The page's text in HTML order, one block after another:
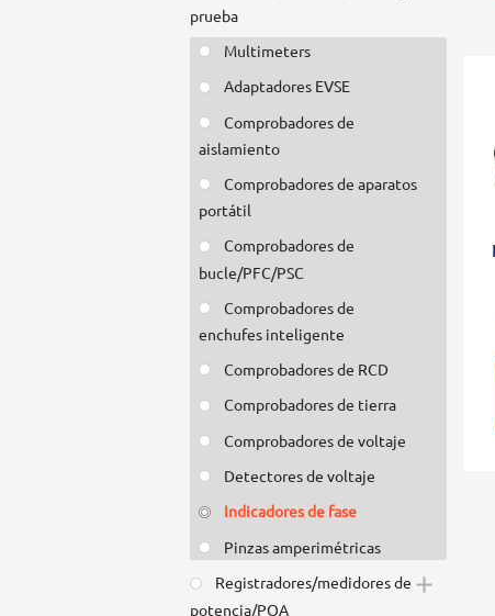
prueba
Multimeters
Adaptadores EVSE
Comprobadores de
aislamiento
Comprobadores de aparatos
portátil
Comprobadores de
bucle/PFC/PSC
Comprobadores de
enchufes inteligente
Comprobadores de RCD
Comprobadores de tierra
Comprobadores de voltaje
Detectores de voltaje
Indicadores de fase
Pinzas amperimétricas
Registradores/medidores de
potencia/PQA